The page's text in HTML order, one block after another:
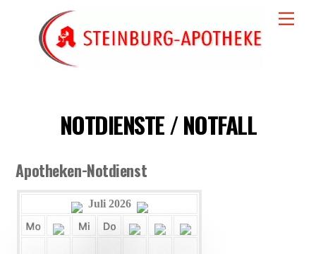
content
NOTDIENSTE / NOTFALL
Apotheken-Notdienst
Juli 2026